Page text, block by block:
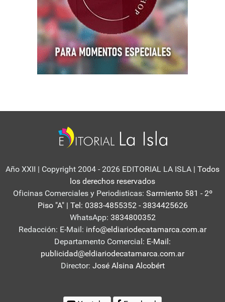
Año XXII | Copyright 2004 - 2026 EDITORIAL LA ISLA | Todos
los derechos reservados
Oficinas Comerciales y Periodisticas: Sarmiento 581 - 2º
Piso "A" | Tel: 0383-4855352 - 3834425626
WhatsApp: 3834800352
Redacción: E-Mail: info@eldiariodecatamarca.com.ar
Departamento Comercial: E-Mail:
publicidad@eldiariodecatamarca.com.ar
Director: José Alsina Alcobért